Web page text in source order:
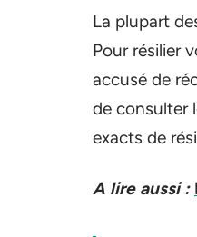
La plupart
Pour résilier
accusé de
de consulter
exacts de
A lire aussi :